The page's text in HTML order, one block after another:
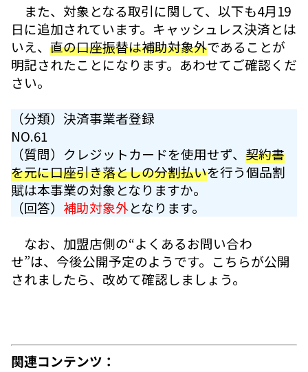
また、対象となる取引に関して、以下も4月19
日に追加されています。キャッシュレス決済とは
いえ、 直の口座振替は補助対象外であることが
明記されたことになります。あわせてご確認くだ
さい。
（分類）決済事業者登録
NO.61
（質問）クレジットカードを使用せず、 契約書
を元に口座引き落としの分割払いを行う個品割
賦は本事業の対象となりますか。
（回答） 補助対象外となります。
なお、加盟店側の“よくあるお問い合わ
せ”は、今後公開予定のようです。こちらが公開
されましたら、改めて確認しましょう。
関連コンテンツ：